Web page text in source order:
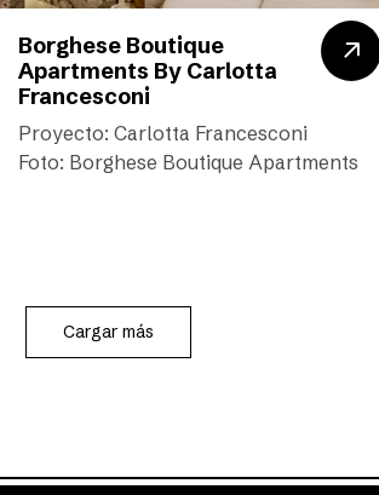
Borghese Boutique
Apartments By Carlotta
Francesconi
Proyecto: Carlotta Francesconi
Foto: Borghese Boutique Apartments
Cargar más